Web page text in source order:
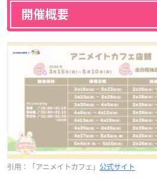
開催概要
引用：「アニメイトカフェ」 公式サイト